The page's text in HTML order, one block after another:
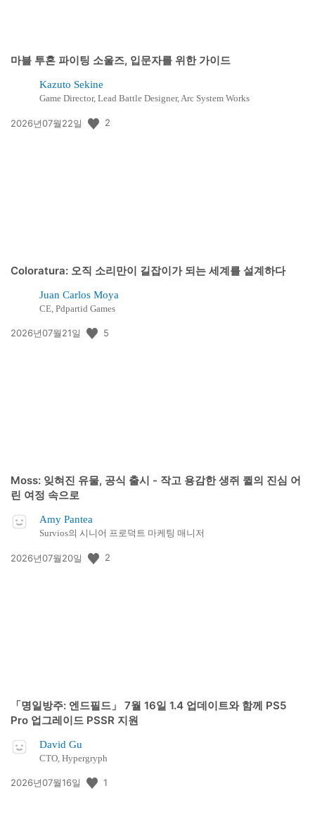
마블 투혼 파이팅 소울즈, 입문자를 위한 가이드
Kazuto Sekine
Game Director, Lead Battle Designer, Arc System Works
공
2026년07월22일 2
Coloratura: 오직 소리만이 길잡이가 되는 세계를 설계하다
Juan Carlos Moya
CE, Pdpartid Games
공
2026년07월21일 5
Moss: 잊혀진 유물, 공식 출시 - 작고 용감한 생쥐 퀼의 진심 어
린 여정 속으로
Amy Pantea
Survios의 시니어 프로덕트 마케팅 매니저
공
2026년07월20일 2
「명일방주: 엔드필드」 7월 16일 1.4 업데이트와 함께 PS5
Pro 업그레이드 PSSR 지원
David Gu
CTO, Hypergryph
공
2026년07월16일 1